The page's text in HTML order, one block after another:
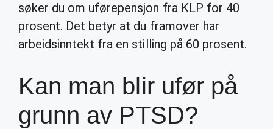
søker du om uførepensjon fra KLP for 40
prosent. Det betyr at du framover har
arbeidsinntekt fra en stilling på 60 prosent.
Kan man blir ufør på
grunn av PTSD?